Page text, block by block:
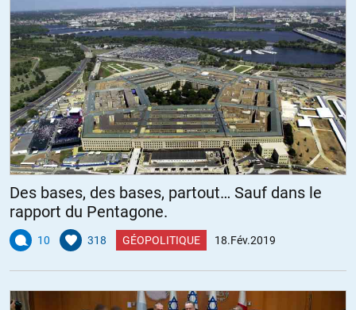
Des bases, des bases, partout… Sauf dans le
rapport du Pentagone.
10 318 GÉOPOLITIQUE 18.Fév.2019